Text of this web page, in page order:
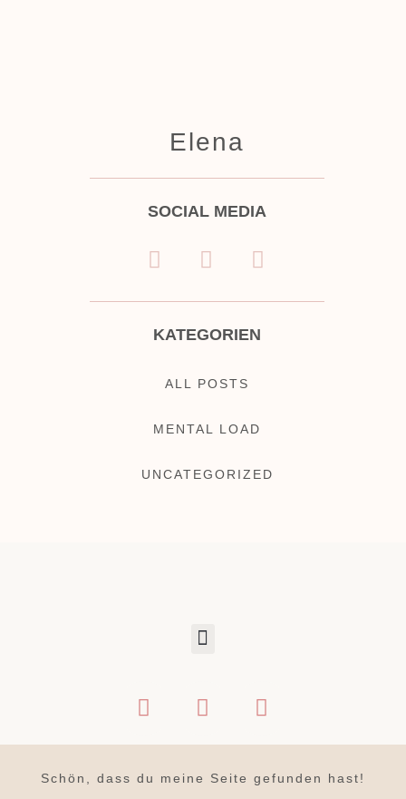
Elena
SOCIAL MEDIA
KATEGORIEN
ALL POSTS
MENTAL LOAD
UNCATEGORIZED
Schön, dass du meine Seite gefunden hast!